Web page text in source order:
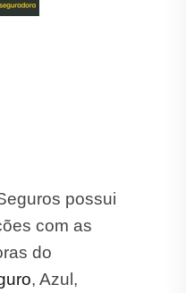
possui
com as
do
, Azul,